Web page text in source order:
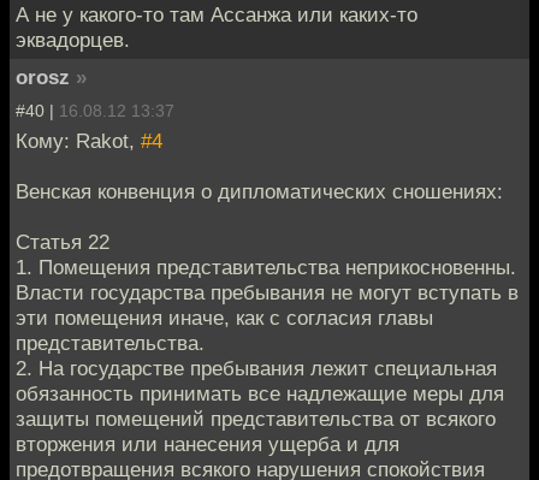
А не у какого-то там Ассанжа или каких-то
эквадорцев.
orosz »
#40 | 16.08.12 13:37
Кому: Rakot, #4
Венская конвенция о дипломатических сношениях:
Статья 22
1. Помещения представительства неприкосновенны.
Власти государства пребывания не могут вступать в
эти помещения иначе, как с согласия главы
представительства.
2. На государстве пребывания лежит специальная
обязанность принимать все надлежащие меры для
защиты помещений представительства от всякого
вторжения или нанесения ущерба и для
предотвращения всякого нарушения спокойствия